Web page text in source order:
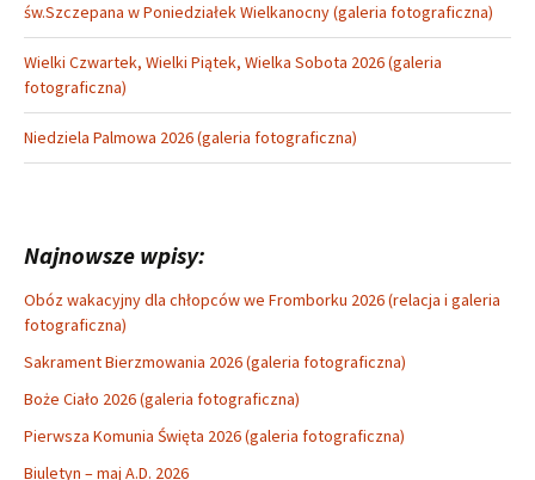
św.Szczepana w Poniedziałek Wielkanocny (galeria fotograficzna)
Wielki Czwartek, Wielki Piątek, Wielka Sobota 2026 (galeria
fotograficzna)
Niedziela Palmowa 2026 (galeria fotograficzna)
Najnowsze wpisy:
Obóz wakacyjny dla chłopców we Fromborku 2026 (relacja i galeria
fotograficzna)
Sakrament Bierzmowania 2026 (galeria fotograficzna)
Boże Ciało 2026 (galeria fotograficzna)
Pierwsza Komunia Święta 2026 (galeria fotograficzna)
Biuletyn – maj A.D. 2026